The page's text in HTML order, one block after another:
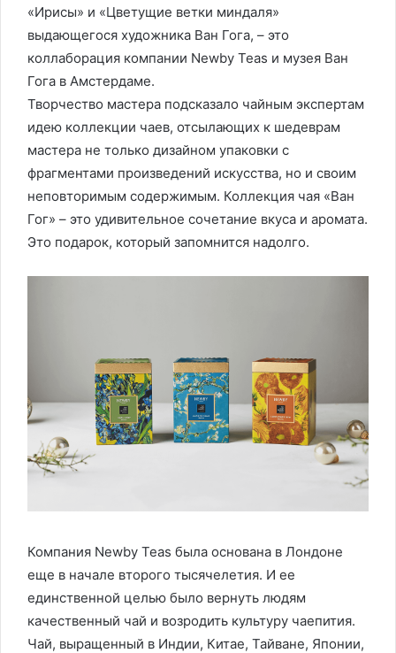
«Ирисы» и «Цветущие ветки миндаля»
выдающегося художника Ван Гога, – это
коллаборация компании Newby Teas и музея Ван
Гога в Амстердаме.
Творчество мастера подсказало чайным экспертам
идею коллекции чаев, отсылающих к шедеврам
мастера не только дизайном упаковки с
фрагментами произведений искусства, но и своим
неповторимым содержимым. Коллекция чая «Ван
Гог» – это удивительное сочетание вкуса и аромата.
Это подарок, который запомнится надолго.
Компания Newby Teas была основана в Лондоне
еще в начале второго тысячелетия. И ее
единственной целью было вернуть людям
качественный чай и возродить культуру чаепития.
Чай, выращенный в Индии, Китае, Тайване, Японии,